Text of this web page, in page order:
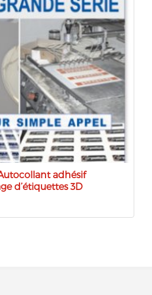
adhésif
d’étiquettes 3D